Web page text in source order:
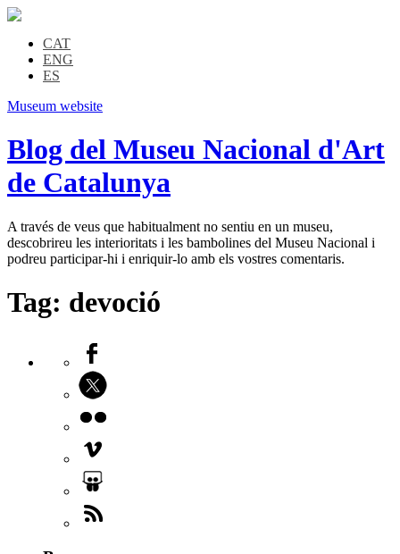
CAT
ENG
ES
Museum website
Blog del Museu Nacional d'Art
de Catalunya
A través de veus que habitualment no sentiu en un museu,
descobrireu les interioritats i les bambolines del Museu Nacional i
podreu participar-hi i enriquir-lo amb els vostres comentaris.
Tag: devoció